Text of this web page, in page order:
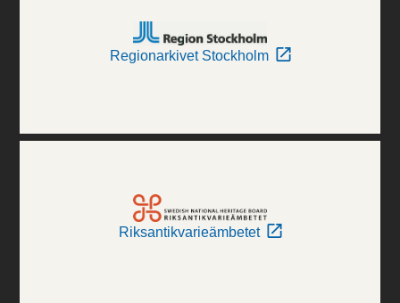
Regionarkivet Stockholm
Riksantikvarieämbetet